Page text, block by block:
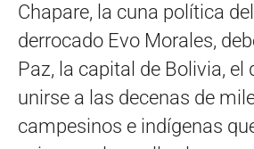
Chapare, la cuna política
derrocado Evo Morales,
Paz, la capital de Bolivia, el
unirse a las decenas de
campesinos e indígenas